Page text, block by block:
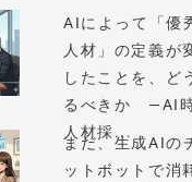
AIによって「優
人材」の定義が
したことを、ど
るべきか —AI
人材採...
まだ、生成AIの
ットボットで消